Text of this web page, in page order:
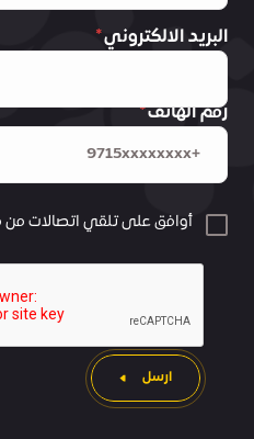
البريد الالكتروني
رقم الهاتف
أوافق على تلقي اتصالات
ارسل